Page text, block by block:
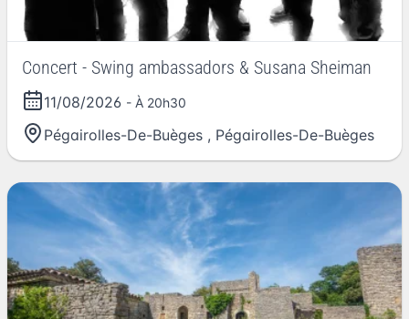
Concert - Swing ambassadors & Susana Sheiman
11/08/2026 - À 20h30
Pégairolles-De-Buèges , Pégairolles-De-Buèges